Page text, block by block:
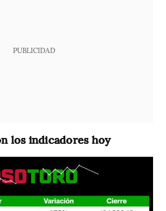
PUBLICIDAD
los indicadores hoy